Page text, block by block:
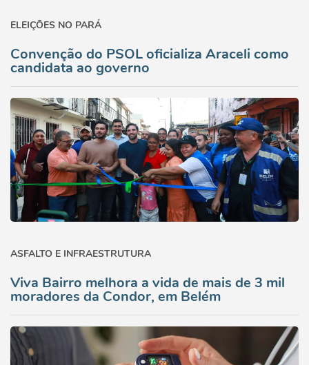
ELEIÇÕES NO PARÁ
Convenção do PSOL oficializa Araceli como
candidata ao governo
ASFALTO E INFRAESTRUTURA
Viva Bairro melhora a vida de mais de 3 mil
moradores da Condor, em Belém